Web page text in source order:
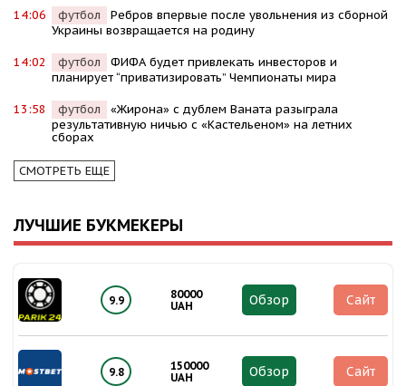
14:06 футбол
Ребров впервые после увольнения из сборной
Украины возвращается на родину
14:02 футбол
ФИФА будет привлекать инвесторов и
планирует “приватизировать” Чемпионаты мира
13:58 футбол
«Жирона» с дублем Ваната разыграла
результативную ничью с «Кастельеном» на летних
сборах
СМОТРЕТЬ ЕЩЕ
ЛУЧШИЕ БУКМЕКЕРЫ
9.9
80000
UAH
Обзор Сайт
9.8
150000
UAH
Обзор Сайт